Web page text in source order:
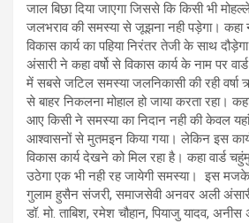
जाल बिछा दिया जाएगा जिससे कि किसी भी
जलभराव की समस्या से जूझना नही पड़ेगा। कहा
विकास कार्य का पहिया निरंतर तेजी के साथ
अंसारी ने कहा वर्षो से विकास कार्य के नाम पर
में सबसे जटिल समस्या जलनिकासी की रही वर्षा
से बाहर निकलना मोहाल हो जाया करता रहा।
आए किसी ने समस्या का निदान नही की केवल
आश्वासनों से मुतमइन किया गया। लेकिन इस
विकास कार्य देखने को मिल रहा है। कहा वार्ड
उठेगा एक भी नही रह जायेगी समस्या। इस
गुलाम हुसैन संजरी, समाजसेवी अनवर अली
डॉ. मो. ताबिश, रमेश चौहान, पियाजु यादव,